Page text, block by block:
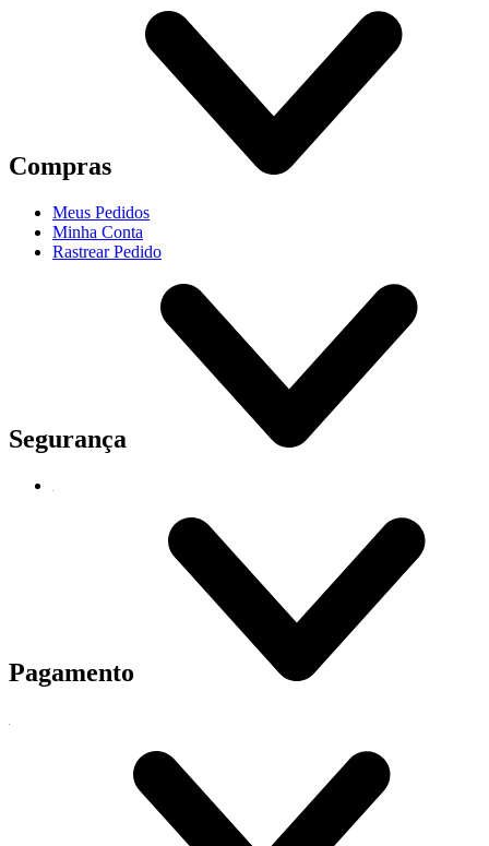
Compras
Meus Pedidos
Minha Conta
Rastrear Pedido
Segurança
Pagamento